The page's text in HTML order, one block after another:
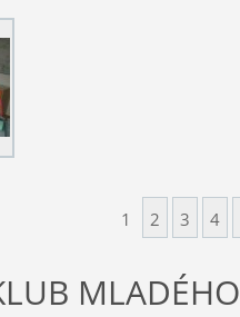
1 2 3 4
MLADÉHO